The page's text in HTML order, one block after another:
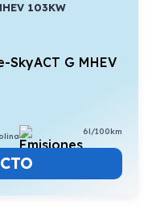
103KW
6l/100km